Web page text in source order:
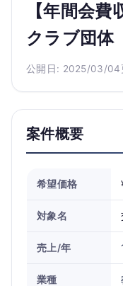
【年間会
クラブ団体
公開日: 2025/03/04
案件概要
希望価格
対象名
売上/年
業種